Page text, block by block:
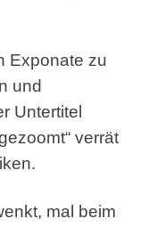
Exponate zu
und
Untertitel
verrät
mal beim